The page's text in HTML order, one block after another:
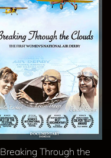
Breaking Through the